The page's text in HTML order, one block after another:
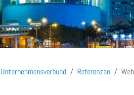
Unternehmensverbund Referenzen